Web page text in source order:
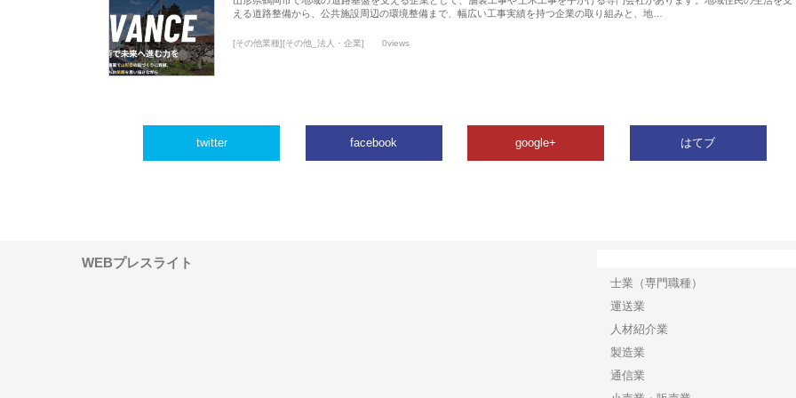
える道路整備から、公共施設周辺の環境整備まで、幅広い工事実績を持つ企業の取り組みと、地…
[その他業種][その他_法人・企業] 0views
twitter facebook google+ はてブ
WEBプレスライト
士業（専門職種）
運送業
人材紹介業
製造業
通信業